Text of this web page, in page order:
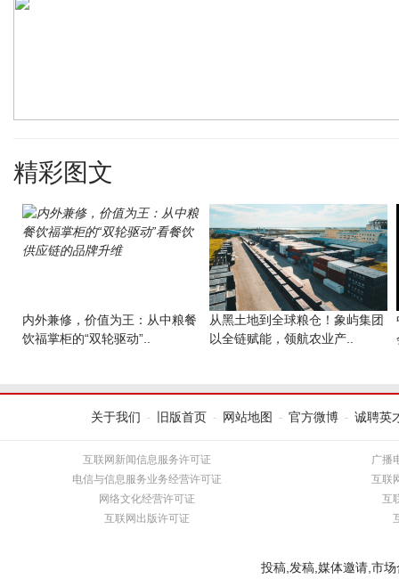
精彩图文
内外兼修，价值为王：从中粮餐
饮福掌柜的“双轮驱动”..
从黑土地到全球粮仓！象屿集团
以全链赋能，领航农业产..
关于我们 - 旧版首页 - 网站地图 - 官方微博 - 诚聘英
互联网新闻信息服务许可证
电信与信息服务业务经营许可证
网络文化经营许可证
互联网出版许可证
广播
互联
互
投稿,发稿,媒体邀请,市